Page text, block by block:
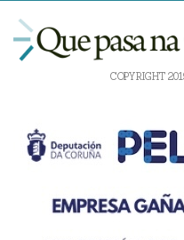
COPYRIGHT